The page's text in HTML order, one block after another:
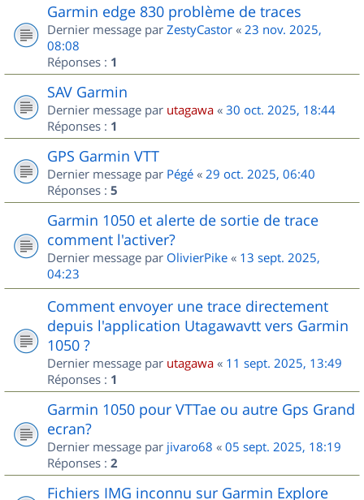
Garmin edge 830 problème de traces
Dernier message par ZestyCastor « 23 nov. 2025,
08:08
Réponses : 1
SAV Garmin
Dernier message par utagawa « 30 oct. 2025, 18:44
Réponses : 1
GPS Garmin VTT
Dernier message par Pégé « 29 oct. 2025, 06:40
Réponses : 5
Garmin 1050 et alerte de sortie de trace
comment l'activer?
Dernier message par OlivierPike « 13 sept. 2025,
04:23
Comment envoyer une trace directement
depuis l'application Utagawavtt vers Garmin
1050 ?
Dernier message par utagawa « 11 sept. 2025, 13:49
Réponses : 1
Garmin 1050 pour VTTae ou autre Gps Grand
ecran?
Dernier message par jivaro68 « 05 sept. 2025, 18:19
Réponses : 2
Fichiers IMG inconnu sur Garmin Explore